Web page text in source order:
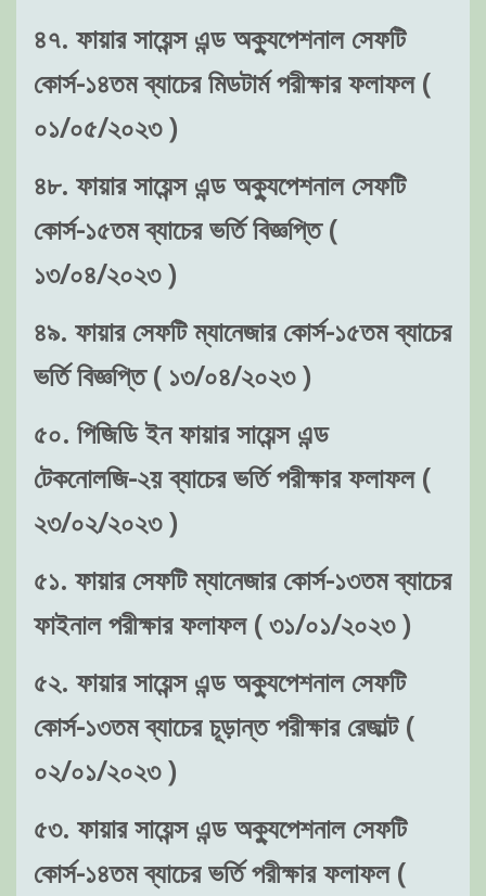
৪৭. ফায়ার সায়েন্স এন্ড অক্যুপেশনাল সেফটি
কোর্স-১৪তম ব্যাচের মিডটার্ম পরীক্ষার ফলাফল (
০১/০৫/২০২৩ )
৪৮. ফায়ার সায়েন্স এন্ড অক্যুপেশনাল সেফটি
কোর্স-১৫তম ব্যাচের ভর্তি বিজ্ঞপ্তি (
১৩/০৪/২০২৩ )
৪৯. ফায়ার সেফটি ম্যানেজার কোর্স-১৫তম ব্যাচের
ভর্তি বিজ্ঞপ্তি ( ১৩/০৪/২০২৩ )
৫০. পিজিডি ইন ফায়ার সায়েন্স এন্ড
টেকনোলজি-২য় ব্যাচের ভর্তি পরীক্ষার ফলাফল (
২৩/০২/২০২৩ )
৫১. ফায়ার সেফটি ম্যানেজার কোর্স-১৩তম ব্যাচের
ফাইনাল পরীক্ষার ফলাফল ( ৩১/০১/২০২৩ )
৫২. ফায়ার সায়েন্স এন্ড অক্যুপেশনাল সেফটি
কোর্স-১৩তম ব্যাচের চূড়ান্ত পরীক্ষার রেজাল্ট (
০২/০১/২০২৩ )
৫৩. ফায়ার সায়েন্স এন্ড অক্যুপেশনাল সেফটি
কোর্স-১৪তম ব্যাচের ভর্তি পরীক্ষার ফলাফল (